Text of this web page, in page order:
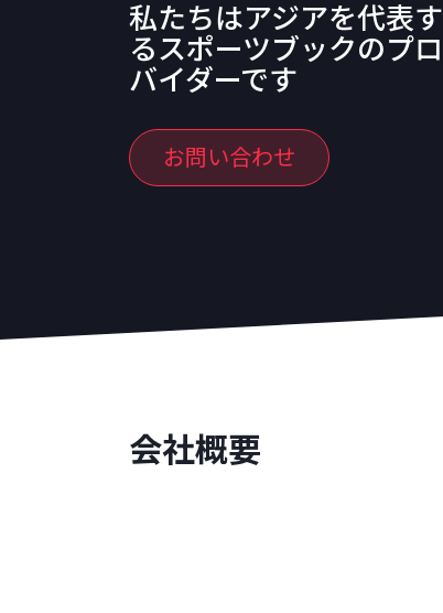
私たちはアジアを代表す
るスポーツブックのプロ
バイダーです
お問い合わせ
会社概要